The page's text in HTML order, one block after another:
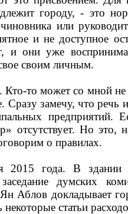
городу, - это
или
и не доступное
и они уже
своим личным.
то может со мной не
Сразу замечу, что речь
отсутствует. Но это,
о правилах.
2015 года. В здании
думских
Аблов докладывает
статьи